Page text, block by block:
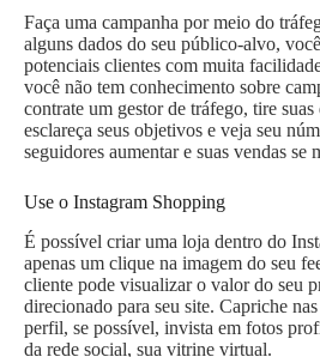
Faça uma campanha por meio do
alguns dados do seu público-alvo,
potenciais clientes com muita
você não tem conhecimento sobre
contrate um gestor de tráfego, tire suas
esclareça seus objetivos e veja seu
seguidores aumentar e suas vendas se
Use o Instagram Shopping
É possível criar uma loja dentro do
apenas um clique na imagem do seu
cliente pode visualizar o valor do seu
direcionado para seu site. Capriche
perfil, se possível, invista em fotos
da rede social, sua vitrine virtual.